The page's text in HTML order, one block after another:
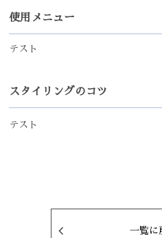
使用メニュー
テスト
スタイリングのコツ
テスト
一覧に